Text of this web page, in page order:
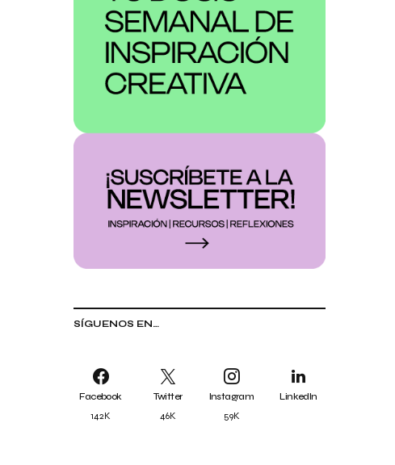
SÍGUENOS EN…
Facebook
142K
Twitter
46K
Instagram
59K
LinkedIn